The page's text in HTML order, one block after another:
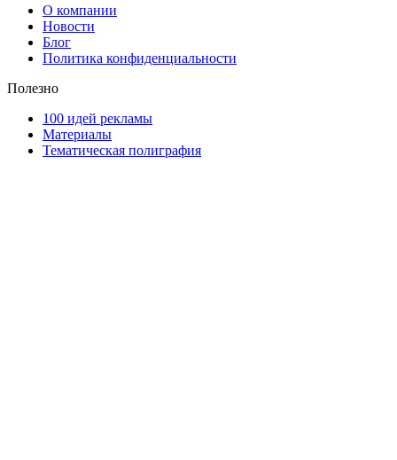
О компании
Новости
Блог
Политика конфиденциальности
Полезно
100 идей рекламы
Материалы
Тематическая полиграфия